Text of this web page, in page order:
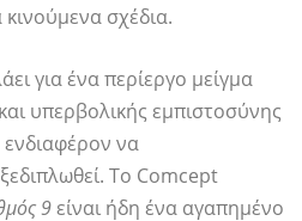
σχέδια.
για ένα περίεργο μείγμα
υπερβολικής εμπιστοσύνης
ενδιαφέρον να
Το Comcept
9είναι ήδη ένα αγαπημένο